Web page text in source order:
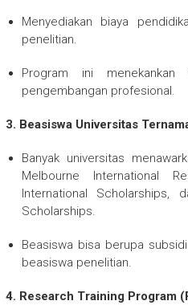
Menyediakan biaya
penelitian.
Program ini menekankan
pengembangan profesional.
3. Beasiswa Universitas
Banyak universitas
Melbourne International
International Scholarships,
Scholarships.
Beasiswa bisa berupa
beasiswa penelitian.
4. Research Training Program